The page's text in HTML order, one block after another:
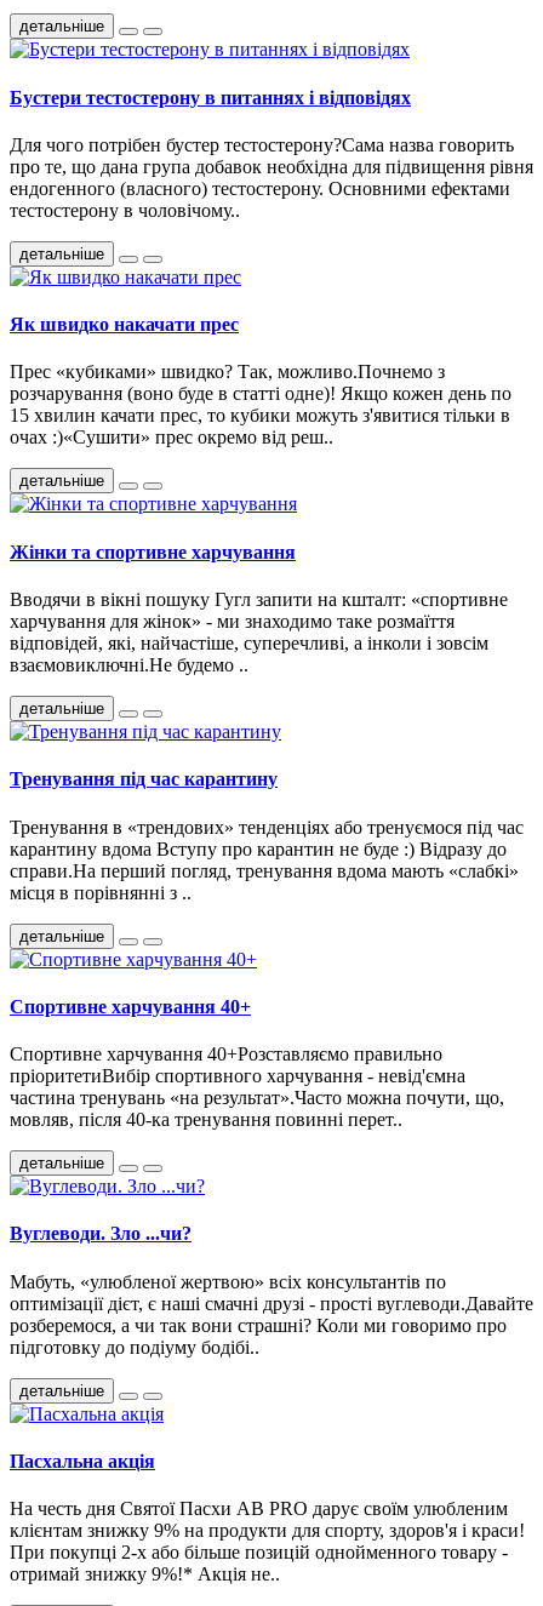
детальніше
Бустери тестостерону в питаннях і відповідях
Для чого потрібен бустер тестостерону?Сама назва говорить
про те, що дана група добавок необхідна для підвищення рівня
ендогенного (власного) тестостерону. Основними ефектами
тестостерону в чоловічому..
детальніше
Як швидко накачати прес
Прес «кубиками» швидко? Так, можливо.Почнемо з
розчарування (воно буде в статті одне)! Якщо кожен день по
15 хвилин качати прес, то кубики можуть з'явитися тільки в
очах :)«Сушити» прес окремо від реш..
детальніше
Жінки та спортивне харчування
Вводячи в вікні пошуку Гугл запити на кшталт: «спортивне
харчування для жінок» - ми знаходимо таке розмаїття
відповідей, які, найчастіше, суперечливі, а інколи і зовсім
взаємовиключні.Не будемо ..
детальніше
Тренування під час карантину
Тренування в «трендових» тенденціях або тренуємося під час
карантину вдома Вступу про карантин не буде :) Відразу до
справи.На перший погляд, тренування вдома мають «слабкі»
місця в порівнянні з ..
детальніше
Спортивне харчування 40+
Спортивне харчування 40+Розставляємо правильно
пріоритетиВибір спортивного харчування - невід'ємна
частина тренувань «на результат».Часто можна почути, що,
мовляв, після 40-ка тренування повинні перет..
детальніше
Вуглеводи. Зло ...чи?
Мабуть, «улюбленої жертвою» всіх консультантів по
оптимізації дієт, є наші смачні друзі - прості вуглеводи.Давайте
розберемося, а чи так вони страшні? Коли ми говоримо про
підготовку до подіуму бодібі..
детальніше
Пасхальна акція
На честь дня Святої Пасхи AB PRO дарує своїм улюбленим
клієнтам знижку 9% на продукти для спорту, здоров'я і краси!
При покупці 2-х або більше позицій однойменного товару -
отримай знижку 9%!* Акція не..